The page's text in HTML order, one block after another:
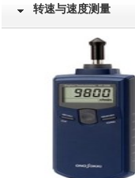
转速与速度测量